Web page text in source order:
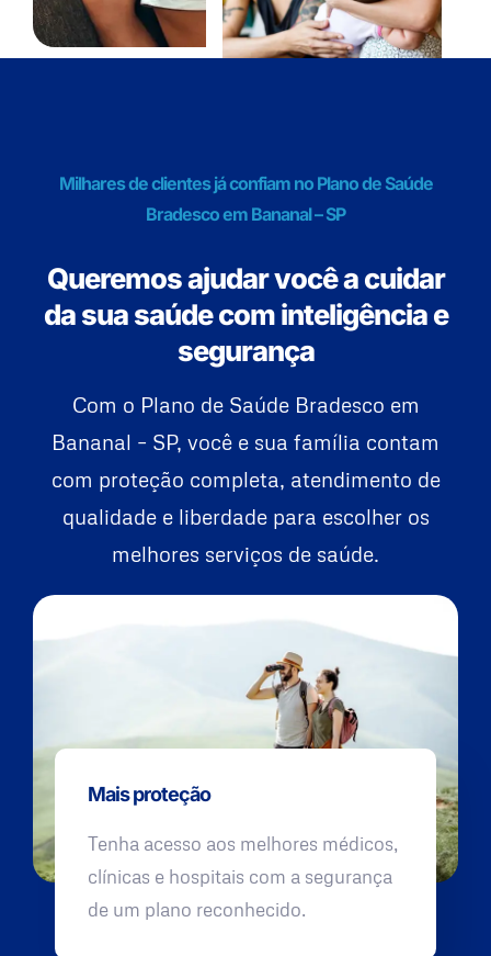
Milhares de clientes já confiam no Plano de Saúde
Bradesco em Bananal – SP
Queremos ajudar você a cuidar
da sua saúde com inteligência e
segurança
Com o Plano de Saúde Bradesco em
Bananal – SP, você e sua família contam
com proteção completa, atendimento de
qualidade e liberdade para escolher os
melhores serviços de saúde.
Mais proteção
Tenha acesso aos melhores médicos,
clínicas e hospitais com a segurança
de um plano reconhecido.